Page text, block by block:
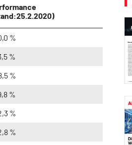
%
%
%
%
%
%